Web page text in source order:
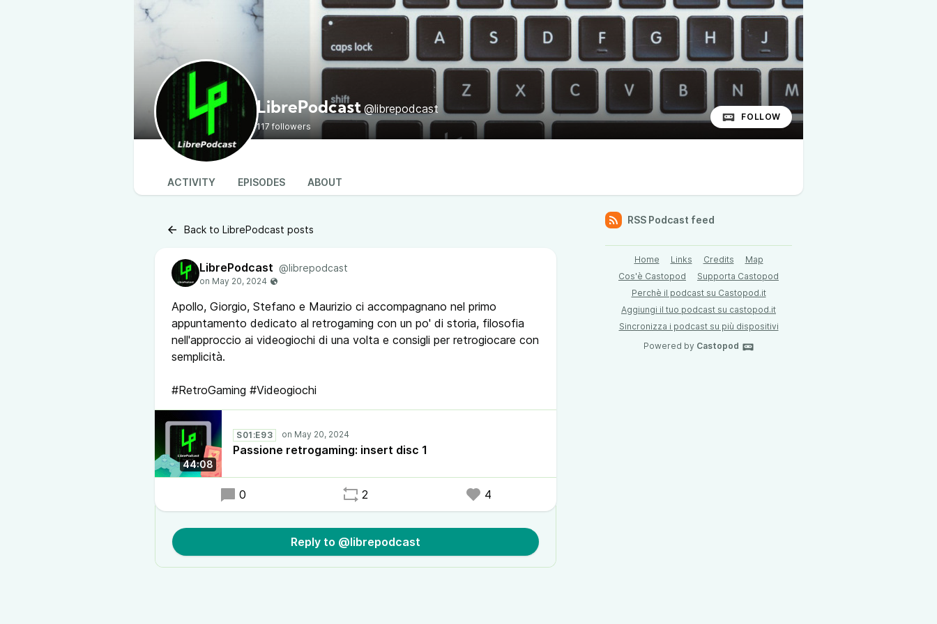
LibrePodcast @librepodcast
117 followers
FOLLOW
ACTIVITY EPISODES ABOUT
Back to LibrePodcast posts
LibrePodcast @librepodcast
Apollo, Giorgio, Stefano e Maurizio ci accompagnano nel primo
appuntamento dedicato al retrogaming con un po' di storia, filosofia
nell'approccio ai videogiochi di una volta e consigli per retrogiocare con
semplicità.
#RetroGaming #Videogiochi
44:08
S01:E93
Passione retrogaming: insert disc 1
0 2 4
Reply to @librepodcast
RSS Podcast feed
Home Links Credits
Map
Cos'è Castopod
Supporta Castopod
Perchè il podcast su Castopod.it
Aggiungi il tuo podcast su castopod.it
Sincronizza i podcast su più dispositivi
Powered by Castopod